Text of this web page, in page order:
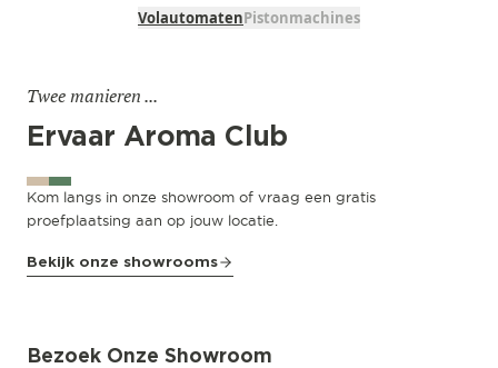
VolautomatenPistonmachines
Twee manieren ...
Ervaar Aroma Club
Kom langs in onze showroom of vraag een gratis
proefplaatsing aan op jouw locatie.
Bekijk onze showrooms
Amsterdam
Bezoek Onze Showroom